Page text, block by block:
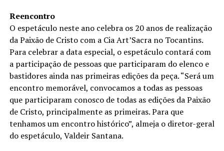
Reencontro
O espetáculo neste ano celebra os 20 anos de realização
da Paixão de Cristo com a Cia Art’Sacra no Tocantins.
Para celebrar a data especial, o espetáculo contará com
a participação de pessoas que participaram do elenco e
bastidores ainda nas primeiras edições da peça. “Será um
encontro memorável, convocamos a todas as pessoas
que participaram conosco de todas as edições da Paixão
de Cristo, principalmente as primeiras. Para que
tenhamos um encontro histórico”, almeja o diretor-geral
do espetáculo, Valdeir Santana.